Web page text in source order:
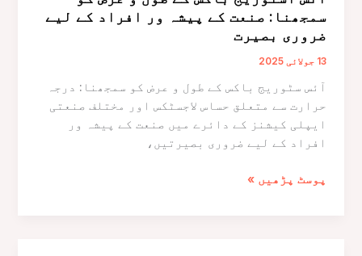
ایک
جامع
جائزہ
سمجھنا: صنعت کے پیشہ ور افراد کے لیے
ضروری بصیرت
13 جولائی 2025
آئس سٹوریج باکس کے طول و عرض کو سمجھنا: درجہ
حرارت سے متعلق حساس لاجسٹکس اور مختلف صنعتی
ایپلی کیشنز کے دائرے میں صنعت کے پیشہ ور
افراد کے لیے ضروری بصیرتیں،
آئس
پوسٹ پڑھیں »